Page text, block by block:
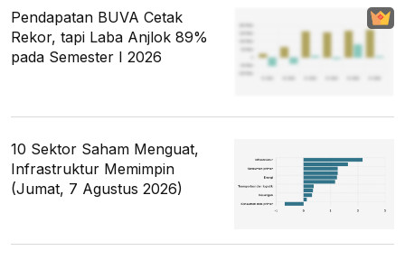
Pendapatan BUVA Cetak
Rekor, tapi Laba Anjlok 89%
pada Semester I 2026
10 Sektor Saham Menguat,
Infrastruktur Memimpin
(Jumat, 7 Agustus 2026)